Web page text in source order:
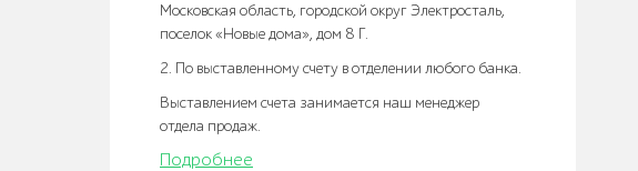
Московская область, городской округ Электросталь,
поселок «Новые дома», дом 8 Г.
2. По выставленному счету в отделении любого банка.
Выставлением счета занимается наш менеджер
отдела продаж.
Подробнее